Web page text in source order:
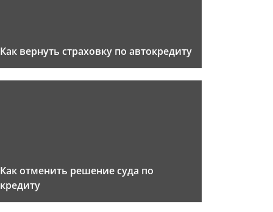
Как вернуть страховку по автокредиту
Как отменить решение суда по
кредиту